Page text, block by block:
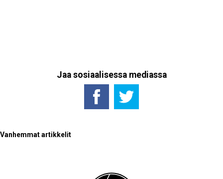
Jaa sosiaalisessa mediassa
Artikkelien
Vanhemmat artikkelit